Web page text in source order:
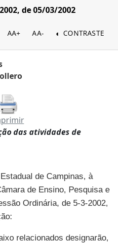
de 05/03/2002
AA+ AA- CONTRASTE
das atividades de
de Campinas, à
de Ensino, Pesquisa e
Ordinária, de 5-3-2002,
relacionados designarão,